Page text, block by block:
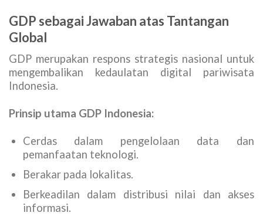
GDP sebagai Jawaban atas Tantangan
Global
GDP merupakan respons strategis nasional untuk
mengembalikan kedaulatan digital pariwisata
Indonesia.
Prinsip utama GDP Indonesia:
Cerdas dalam pengelolaan data dan
pemanfaatan teknologi.
Berakar pada lokalitas.
Berkeadilan dalam distribusi nilai dan akses
informasi.